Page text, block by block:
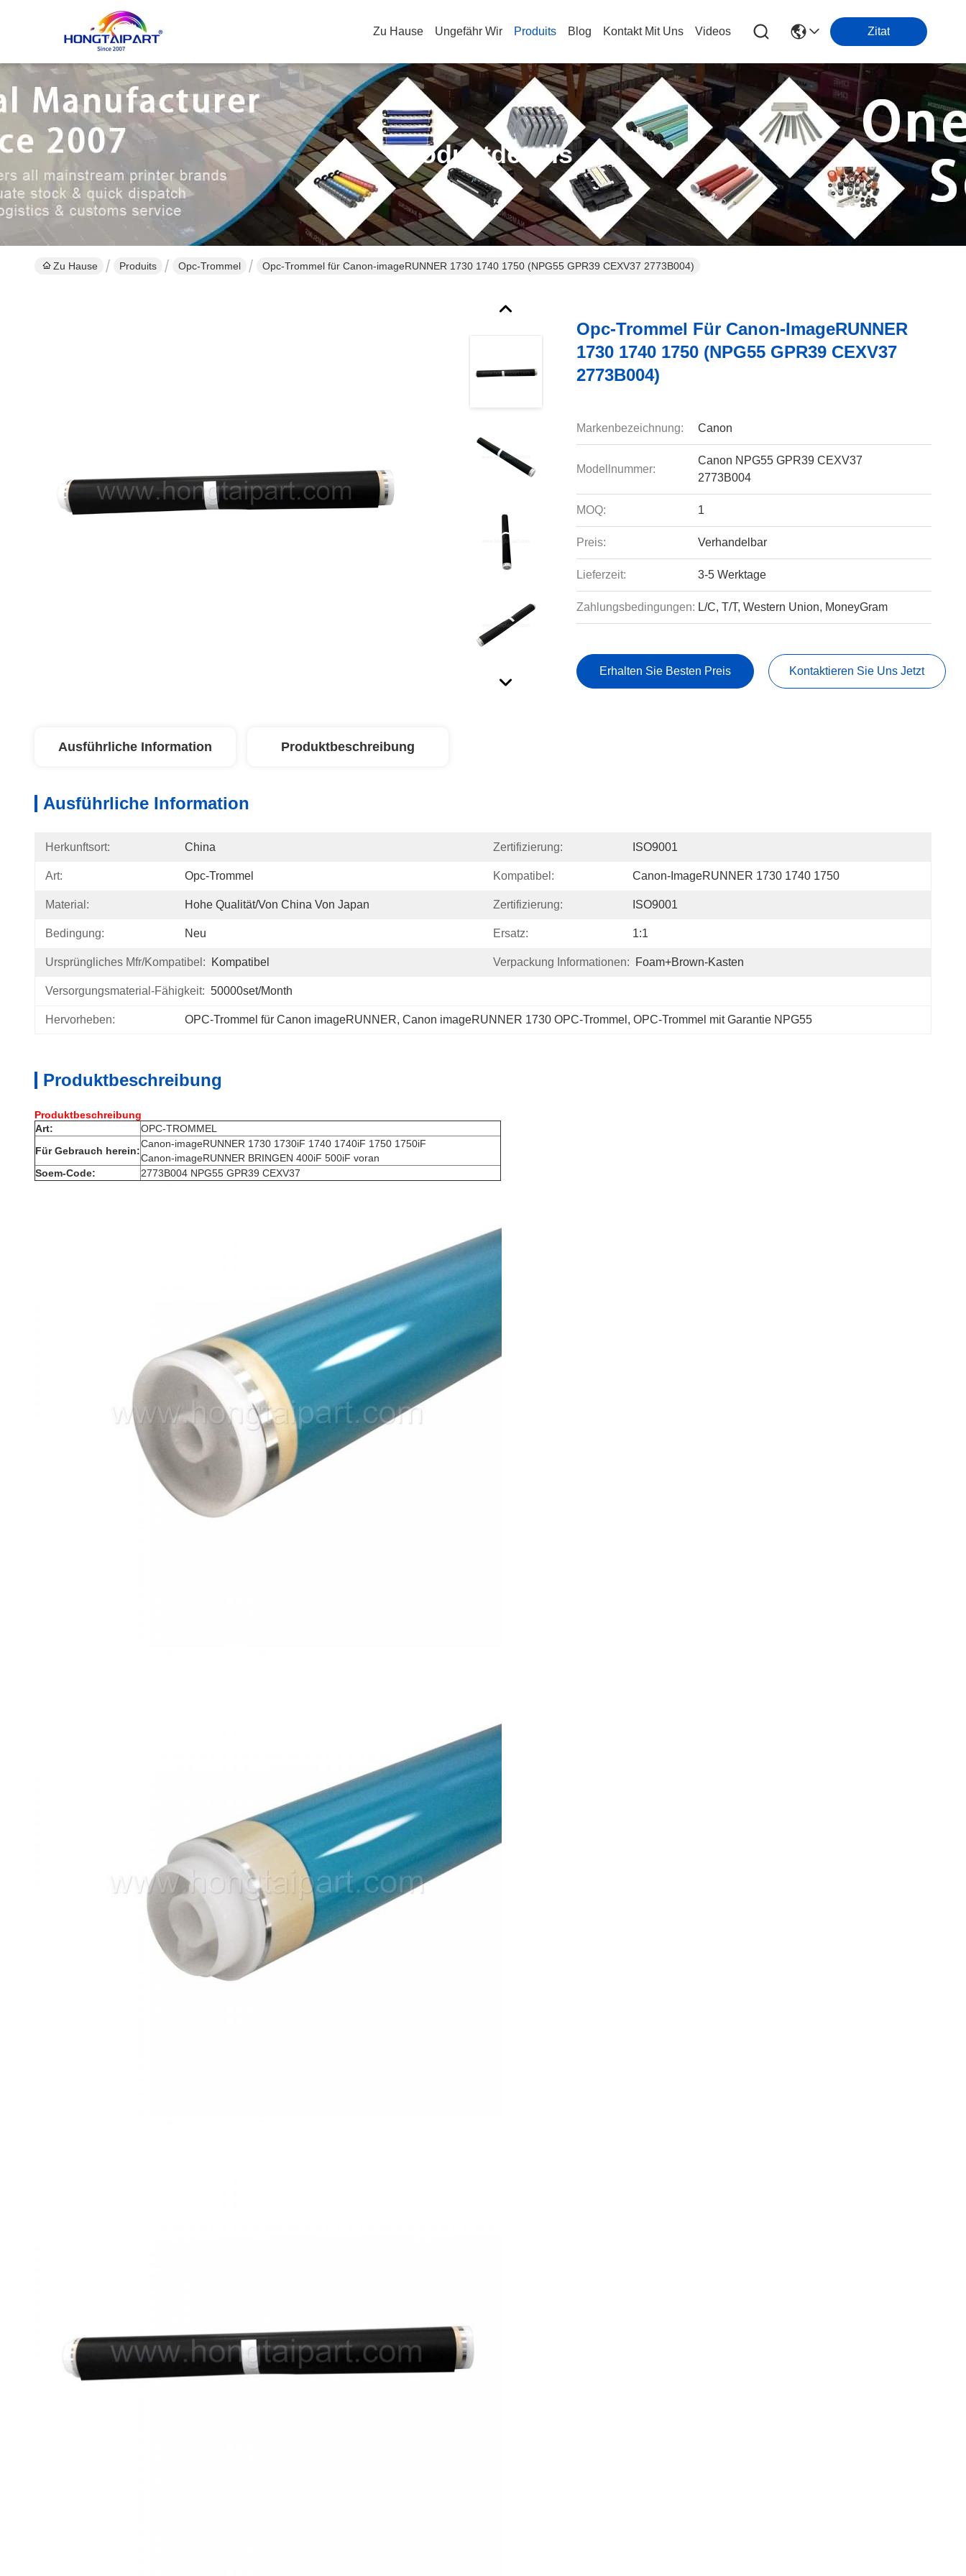
Zu Hause Ungefähr Wir Produits Blog Kontakt Mit Uns Videos Zitat
Produktdetails
Zu Hause Produits Opc-Trommel Opc-Trommel für Canon-imageRUNNER 1730 1740 1750 (NPG55 GPR39 CEXV37 2773B004)
Opc-Trommel Für Canon-ImageRUNNER
1730 1740 1750 (NPG55 GPR39 CEXV37
2773B004)
Markenbezeichnung: Canon
Modellnummer:
Canon NPG55 GPR39 CEXV37
2773B004
MOQ: 1
Preis: Verhandelbar
Lieferzeit: 3-5 Werktage
Zahlungsbedingungen: L/C, T/T, Western Union, MoneyGram
Erhalten Sie Besten Preis Kontaktieren Sie Uns Jetzt
Ausführliche Information Produktbeschreibung
Ausführliche Information
Herkunftsort: China Zertifizierung: ISO9001
Art: Opc-Trommel Kompatibel: Canon-ImageRUNNER 1730 1740 1750
Material: Hohe Qualität/von China Von Japan Zertifizierung: ISO9001
Bedingung: Neu Ersatz: 1:1
Ursprüngliches Mfr/kompatibel: Kompatibel Verpackung Informationen: Foam+Brown-Kasten
Versorgungsmaterial-Fähigkeit: 50000set/Month
Hervorheben: OPC-Trommel für Canon imageRUNNER, Canon imageRUNNER 1730 OPC-Trommel , OPC-Trommel mit Garantie NPG55
Produktbeschreibung
Produktbeschreibung
Art:
OPC-TROMMEL
Für Gebrauch herein:
Canon-imageRUNNER 1730 1730iF 1740 1740iF 1750 1750iF
Canon-imageRUNNER BRINGEN 400iF 500iF voran
Soem-Code:
2773B004 NPG55 GPR39 CEXV37